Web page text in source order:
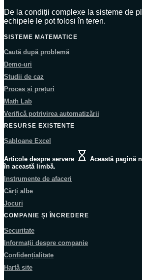
De la condiții complexe la sisteme de
echipele le pot folosi în teren.
SISTEME MATEMATICE
Caută după problemă
Demo-uri
Studii de caz
Proces și prețuri
Math Lab
Verifică potrivirea automatizării
RESURSE EXISTENTE
Șabloane Excel
Articole despre servere
Această pagină
în această limbă.
Instrumente de afaceri
Cărți albe
Jocuri
COMPANIE ȘI ÎNCREDERE
Securitate
Informații despre companie
Confidențialitate
Hartă site